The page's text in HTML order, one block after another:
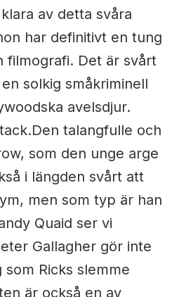
av detta svåra
har definitivt en tung
filmografi. Det är svårt
solkig småkriminell
avelsdjur.
talangfulle och
som den unge arge
i längden svårt att
men som typ är han
Quaid ser vi
Gallagher gör inte
Ricks slemme
är också en av